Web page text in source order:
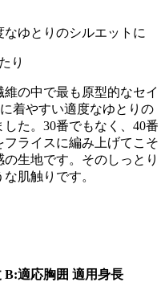
ゆとりのシルエットに
り
の中で最も原型的なセイ
着やすい適度なゆとりの
た。30番でもなく、40番
ライスに編み上げてこそ
生地です。そのしっとり
肌触りです。
B:適応胸囲 適用身長